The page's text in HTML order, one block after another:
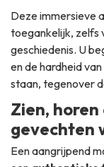
Deze immersieve
toegankelijk, zelfs
geschiedenis. U
en de hardheid
staan, tegenover
Zien,
gevechten
Een aangrijpend